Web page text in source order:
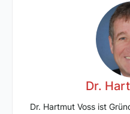
Dr.
Dr. Hartmut Voss ist